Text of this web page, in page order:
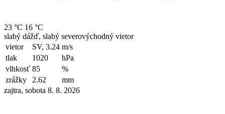
23 °C 16 °C
slabý dážď, slabý severovýchodný vietor
vietor
SV, 3.24 m/s
tlak
1020
hPa
vlhkosť 85
%
zrážky
2.62
mm
zajtra, sobota 8. 8. 2026